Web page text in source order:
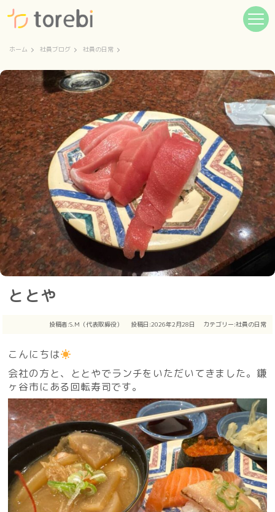
ホーム 社員ブログ 社員の日常
ととや
投稿者:S.M（代表取締役） 投稿日:2026年2月28日 カテゴリー:社員の日常
こんにちは
会社の方と、ととやでランチをいただいてきました。鎌
ヶ谷市にある回転寿司です。